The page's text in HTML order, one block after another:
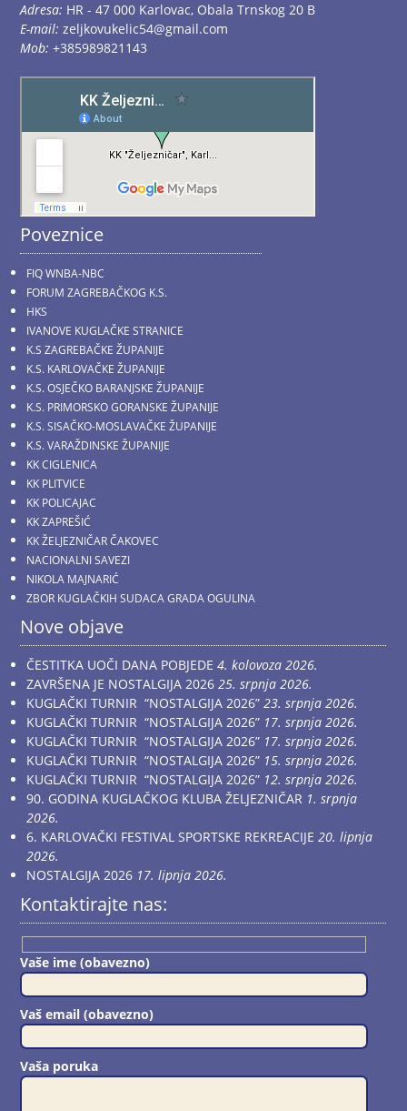
Adresa: HR - 47 000 Karlovac, Obala Trnskog 20 B
E-mail: zeljkovukelic54@gmail.com
Mob: +385989821143
Poveznice
FIQ WNBA-NBC
FORUM ZAGREBAČKOG K.S.
HKS
IVANOVE KUGLAČKE STRANICE
K.S ZAGREBAČKE ŽUPANIJE
K.S. KARLOVAČKE ŽUPANIJE
K.S. OSJEČKO BARANJSKE ŽUPANIJE
K.S. PRIMORSKO GORANSKE ŽUPANIJE
K.S. SISAČKO-MOSLAVAČKE ŽUPANIJE
K.S. VARAŽDINSKE ŽUPANIJE
KK CIGLENICA
KK PLITVICE
KK POLICAJAC
KK ZAPREŠIĆ
KK ŽELJEZNIČAR ČAKOVEC
NACIONALNI SAVEZI
NIKOLA MAJNARIĆ
ZBOR KUGLAČKIH SUDACA GRADA OGULINA
Nove objave
ČESTITKA UOČI DANA POBJEDE 4. kolovoza 2026.
ZAVRŠENA JE NOSTALGIJA 2026 25. srpnja 2026.
KUGLAČKI TURNIR “NOSTALGIJA 2026” 23. srpnja 2026.
KUGLAČKI TURNIR “NOSTALGIJA 2026” 17. srpnja 2026.
KUGLAČKI TURNIR “NOSTALGIJA 2026” 17. srpnja 2026.
KUGLAČKI TURNIR “NOSTALGIJA 2026” 15. srpnja 2026.
KUGLAČKI TURNIR “NOSTALGIJA 2026” 12. srpnja 2026.
90. GODINA KUGLAČKOG KLUBA ŽELJEZNIČAR 1. srpnja
2026.
6. KARLOVAČKI FESTIVAL SPORTSKE REKREACIJE 20. lipnja
2026.
NOSTALGIJA 2026 17. lipnja 2026.
Kontaktirajte nas:
Vaše ime (obavezno)
Vaš email (obavezno)
Vaša poruka